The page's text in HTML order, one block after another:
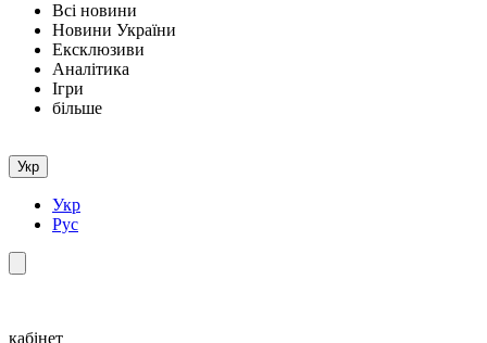
Всі новини
Новини України
Ексклюзиви
Аналітика
Ігри
більше
Укр
Укр
Рус
кабінет